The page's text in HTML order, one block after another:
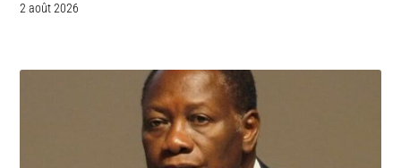
2 août 2026